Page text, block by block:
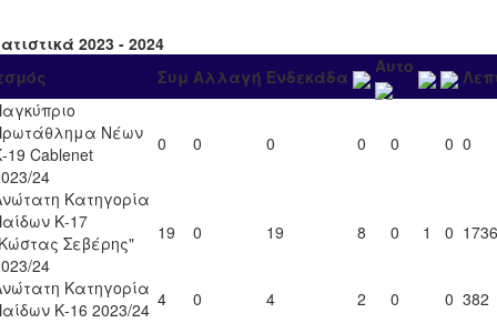
2023 - 2024
Συμ Αλλαγή Ενδεκάδα Αυτο
Νέων
19 Cablenet
24
0 0 0 0 0 0 0
Κατηγορία
Κ-17
Σεβέρης"
24
19 0 19 8 0 1 0 1736
Κατηγορία
Κ-16 2023/24 4 0 4 2 0 0 382